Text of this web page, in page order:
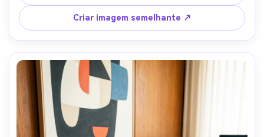
acolhedoras em todos os lugares, tirado em Canon EOS
R6, 35mm, f/2.2, profundidade rasa, fotografia de
interiores de estilo de vida, fibras ultra realistas e textura
de madeira-AR 4:5
Criar imagem semelhante ↗